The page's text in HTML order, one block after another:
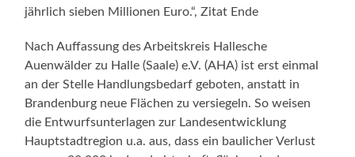
jährlich sieben Millionen Euro.“, Zitat Ende
Nach Auffassung des Arbeitskreis Hallesche
Auenwälder zu Halle (Saale) e.V. (AHA) ist erst einmal
an der Stelle Handlungsbedarf geboten, anstatt in
Brandenburg neue Flächen zu versiegeln. So weisen
die Entwurfsunterlagen zur Landesentwicklung
Hauptstadtregion u.a. aus, dass ein baulicher Verlust